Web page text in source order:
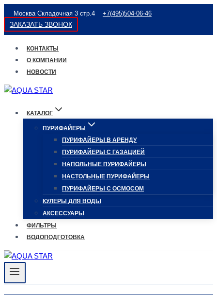
Перейти
к
содержимому
Москва Складочная 3 стр.4 +7(495)504-06-46
ЗАКАЗАТЬ ЗВОНОК
КОНТАКТЫ
О КОМПАНИИ
НОВОСТИ
КАТАЛОГ
ПУРИФАЙЕРЫ
ПУРИФАЙЕРЫ В АРЕНДУ
ПУРИФАЙЕРЫ С ГАЗАЦИЕЙ
НАПОЛЬНЫЕ ПУРИФАЙЕРЫ
НАСТОЛЬНЫЕ ПУРИФАЙЕРЫ
ПУРИФАЙЕРЫ С ОСМОСОМ
КУЛЕРЫ ДЛЯ ВОДЫ
АКСЕССУАРЫ
ФИЛЬТРЫ
ВОДОПОДГОТОВКА